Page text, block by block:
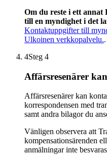
Om du reste i ett annat
till en myndighet i det
Kontaktuppgifter till
Ulkoinen verkkopalvelu..
4Steg 4
Affärsresenärer
Affärsresenärer kan
korrespondensen med
samt andra bilagor du
Vänligen observera att
kompensationsärenden
anmälningar inte